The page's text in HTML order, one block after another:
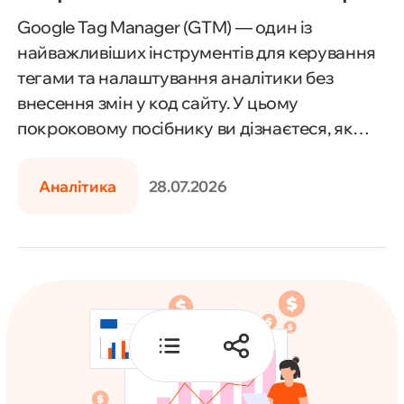
Технічна якість сигналів та
обмеження відстеження
Баланс між швидкістю та якістю
навчання
Прикладні сценарії
Аналітика 28.07.2026
Google Tag Manager (GTM) — один із
найважливіших інструментів для керування
тегами та налаштування аналітики без
внесення змін у код сайту. У цьому
покроковому посібнику ви дізнаєтеся, як
контейнер, налаштувати теги, тригери та
відстежувати події, конверсії й перевіряти
режиму попереднього перегляду. Матеріал
стане у пригоді як початківцям, так і
досвідченим маркетологам, PPC-
спеціалістам та вебаналітикам.